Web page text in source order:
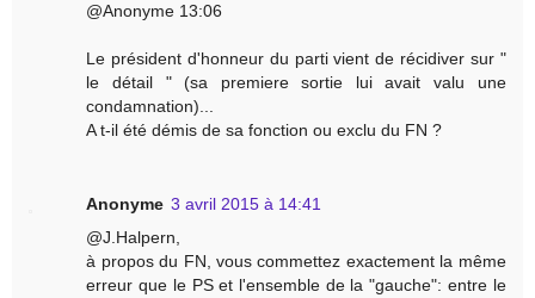
@Anonyme 13:06
Le président d'honneur du parti vient de récidiver sur "
le détail " (sa premiere sortie lui avait valu une
condamnation)...
A t-il été démis de sa fonction ou exclu du FN ?
Anonyme 3 avril 2015 à 14:41
@J.Halpern,
à propos du FN, vous commettez exactement la même
erreur que le PS et l'ensemble de la "gauche": entre le